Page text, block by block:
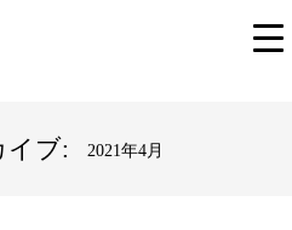
イブ: 2021年4月